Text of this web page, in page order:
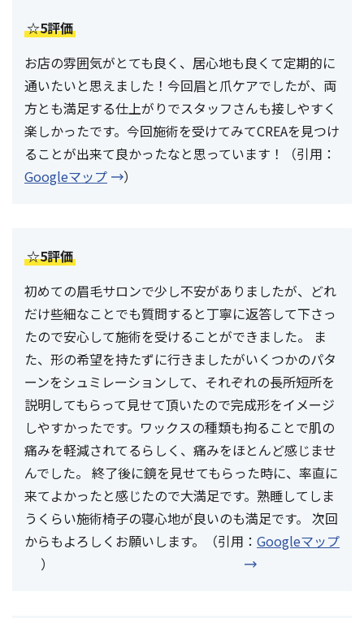
☆5評価
お店の雰囲気がとても良く、居心地も良くて定期的に
通いたいと思えました！今回眉と爪ケアでしたが、両
方とも満足する仕上がりでスタッフさんも接しやすく
楽しかったです。今回施術を受けてみてCREAを見つけ
ることが出来て良かったなと思っています！（引用：
Googleマップ
）
☆5評価
初めての眉毛サロンで少し不安がありましたが、どれ
だけ些細なことでも質問すると丁寧に返答して下さっ
たので安心して施術を受けることができました。 ま
た、形の希望を持たずに行きましたがいくつかのパタ
ーンをシュミレーションして、それぞれの長所短所を
説明してもらって見せて頂いたので完成形をイメージ
しやすかったです。ワックスの種類も拘ることで肌の
痛みを軽減されてるらしく、痛みをほとんど感じませ
んでした。 終了後に鏡を見せてもらった時に、率直に
来てよかったと感じたので大満足です。熟睡してしま
うくらい施術椅子の寝心地が良いのも満足です。 次回
からもよろしくお願いします。（引用： Googleマップ
）